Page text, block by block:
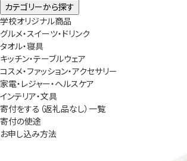
カテゴリーから探す
学校オリジナル商品
グルメ・スイーツ・ドリンク
タオル・寝具
キッチン・テーブルウェア
コスメ・ファッション・アクセサリー
家電・レジャー・ヘルスケア
インテリア・文具
寄付をする（返礼品なし）一覧
寄付の使途
お申し込み方法